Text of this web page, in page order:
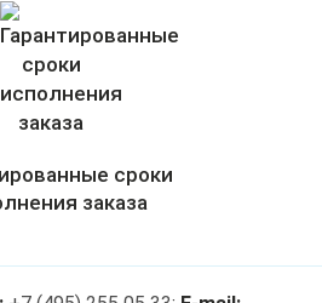
сроки
заказа